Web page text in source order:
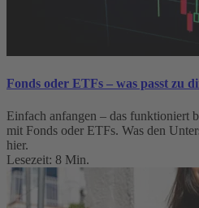
Fonds oder ETFs – was passt zu
Einfach anfangen – das funktioniert
mit Fonds oder ETFs. Was den
hier.
Lesezeit: 8 Min.